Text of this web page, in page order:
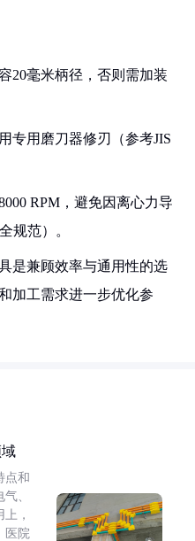
20毫米柄径，否则需加装
专用磨刀器修刃（参考JIS
RPM，避免因离心力导
规范）。
是兼顾效率与通用性的选
加工需求进一步优化参
点和
、
，
医院